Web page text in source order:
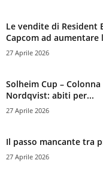
Le vendite di Resident
Capcom ad aumentare
27 Aprile 2026
Solheim Cup –
Nordqvist: abiti per...
27 Aprile 2026
Il passo mancante tra
27 Aprile 2026